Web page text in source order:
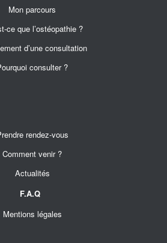
Mon parcours
ce que l’ostéopathie ?
d’une consultation
consulter ?
rendez-vous
Comment venir ?
Actualités
F.A.Q
Mentions légales